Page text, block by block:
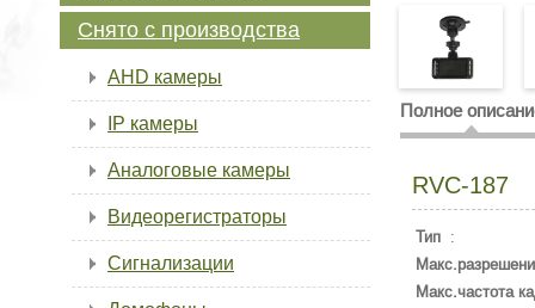
Полное
RVC-187
Тип :
Макс.частота
Снято с производства
AHD камеры
IP камеры
Аналоговые камеры
Видеорегистраторы
Сигнализации